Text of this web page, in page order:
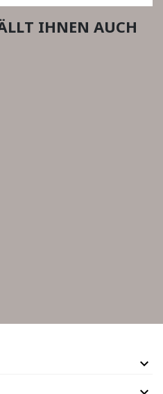
IHNEN AUCH